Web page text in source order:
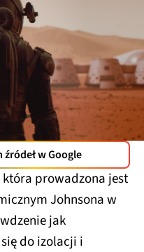
w Google
prowadzona jest
Johnsona w
jak
do izolacji i